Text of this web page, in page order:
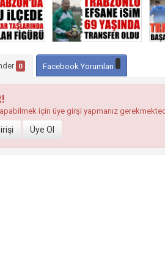
0 Facebook Yorumları
için üye girşi yapmanız
Üye Ol